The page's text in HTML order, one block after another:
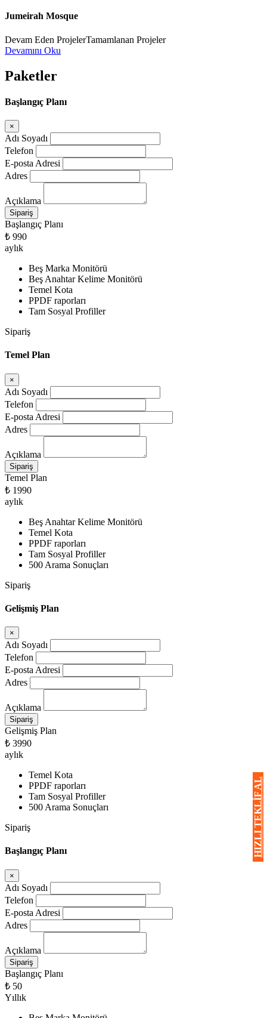
Jumeirah Mosque
Devam Eden ProjelerTamamlanan Projeler
Devamını Oku
Paketler
Başlangıç Planı
×
Adı Soyadı
Telefon
E-posta Adresi
Adres
Açıklama
Başlangıç Planı
₺ 990
aylık
Beş Marka Monitörü
Beş Anahtar Kelime Monitörü
Temel Kota
PPDF raporları
Tam Sosyal Profiller
Sipariş
Temel Plan
×
Adı Soyadı
Telefon
E-posta Adresi
Adres
Açıklama
Temel Plan
₺ 1990
aylık
Beş Anahtar Kelime Monitörü
Temel Kota
PPDF raporları
Tam Sosyal Profiller
500 Arama Sonuçları
Sipariş
Gelişmiş Plan
×
Adı Soyadı
Telefon
E-posta Adresi
Adres
Açıklama
Gelişmiş Plan
₺ 3990
aylık
Temel Kota
PPDF raporları
Tam Sosyal Profiller
500 Arama Sonuçları
Sipariş
Başlangıç Planı
×
Adı Soyadı
Telefon
E-posta Adresi
Adres
Açıklama
Başlangıç Planı
₺ 50
Yıllık
HIZLI TEKLİF AL